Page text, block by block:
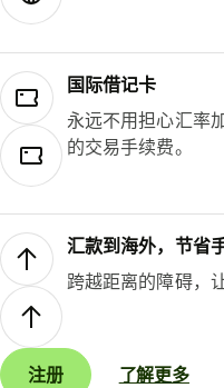
国际借记卡
永远不用担心汇率
的交易手续费。
汇款到海外，节省
跨越距离的障碍，
注册 了解更多